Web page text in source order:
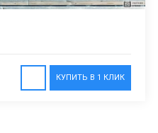
КУПИТЬ В 1 КЛИК